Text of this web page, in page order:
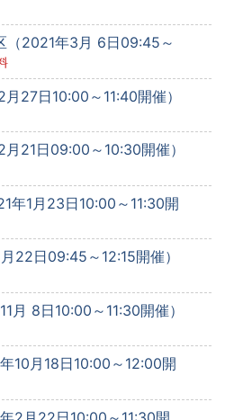
（2021年3月 6日09:45～
27日10:00～11:40開催）
21日09:00～10:30開催）
年1月23日10:00～11:30開
22日09:45～12:15開催）
月 8日10:00～11:30開催）
10月18日10:00～12:00開